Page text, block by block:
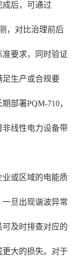
后，可通过
，对比治理前后
要求，同时验证
足生产或合规要
部署PQM-710，
线性电力设备带
业或区域的电能质
旦出现谐波异常
及时排查对应的
更大的损失。对于